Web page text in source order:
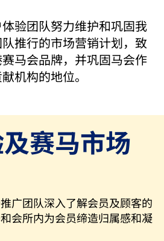
验团队努力维护和巩固我
推行的市场营销计划，致
马会品牌，并巩固马会作
机构的地位。
赛马市场
广团队深入了解会员及顾客的
会所内为会员缔造归属感和凝